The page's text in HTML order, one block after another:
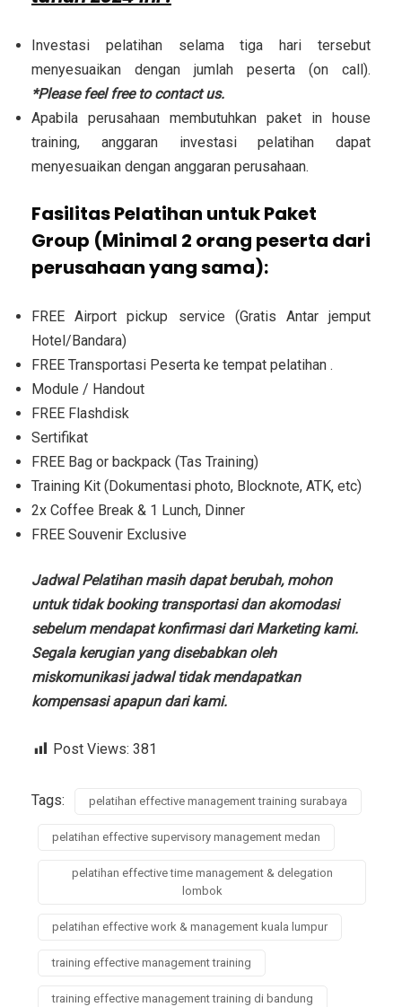
Investasi pelatihan selama tiga hari tersebut
menyesuaikan dengan jumlah peserta (on call).
*Please feel free to contact us.
Apabila perusahaan membutuhkan paket in house
training, anggaran investasi pelatihan dapat
menyesuaikan dengan anggaran perusahaan.
Fasilitas Pelatihan untuk Paket
Group (Minimal 2 orang peserta dari
perusahaan yang sama):
FREE Airport pickup service (Gratis Antar jemput
Hotel/Bandara)
FREE Transportasi Peserta ke tempat pelatihan .
Module / Handout
FREE Flashdisk
Sertifikat
FREE Bag or backpack (Tas Training)
Training Kit (Dokumentasi photo, Blocknote, ATK, etc)
2x Coffee Break & 1 Lunch, Dinner
FREE Souvenir Exclusive
Jadwal Pelatihan masih dapat berubah, mohon
untuk tidak booking transportasi dan akomodasi
sebelum mendapat konfirmasi dari Marketing kami.
Segala kerugian yang disebabkan oleh
miskomunikasi jadwal tidak mendapatkan
kompensasi apapun dari kami.
Post Views: 381
Tags: pelatihan effective management training surabaya
pelatihan effective supervisory management medan
pelatihan effective time management & delegation
lombok
pelatihan effective work & management kuala lumpur
training effective management training
training effective management training di bandung